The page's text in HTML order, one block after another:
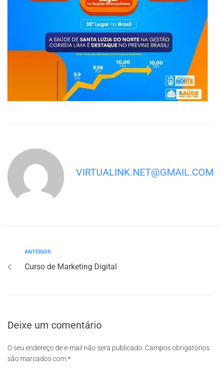
VIRTUALINK.NET@GMAIL.COM
ANTERIOR
Curso de Marketing Digital
Deixe um comentário
O seu endereço de e-mail não será publicado. Campos obrigatórios
são marcados com*